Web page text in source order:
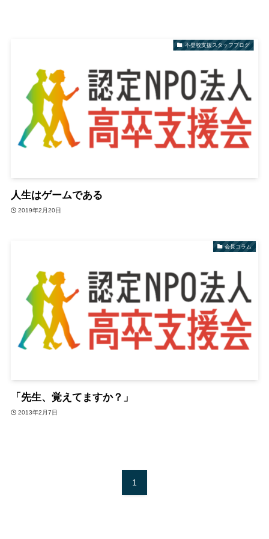
不登校支援スタッフブログ
人生はゲームである
2019年2月20日
会長コラム
「先生、覚えてますか？」
2013年2月7日
1